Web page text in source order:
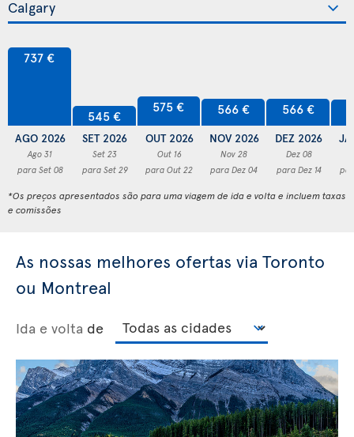
737 €
AGO 2026
Ago 31
para Set 08
545 €
SET 2026
Set 23
para Set 29
575 €
OUT 2026
Out 16
para Out 22
566 €
NOV 2026
Nov 28
para Dez 04
566 €
DEZ 2026
Dez 08
para Dez 14
*Os preços apresentados são para uma viagem de ida e volta e incluem taxas
e comissões
As nossas melhores ofertas via Toronto
ou Montreal
Ida e volta de